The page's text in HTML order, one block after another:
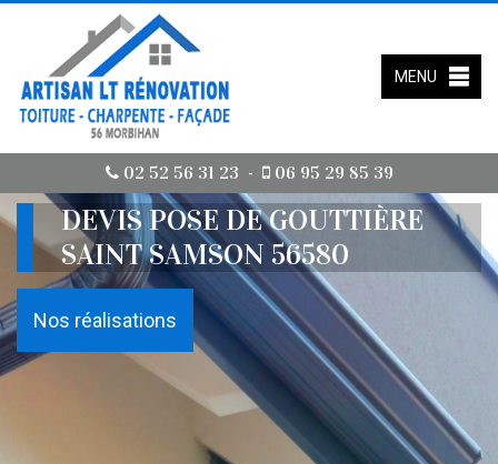
02 52 56 31 23 - 06 95 29 85 39
MENU
DEVIS POSE DE GOUTTIÈRE
SAINT SAMSON 56580
Nos réalisations